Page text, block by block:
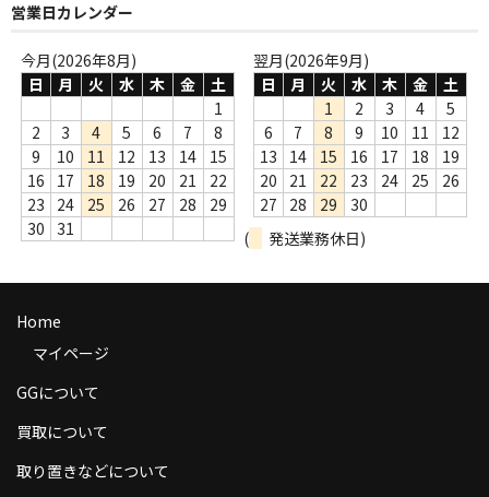
Webのみ no.1
Webのみ no.2
Webのみ no.3
Webのみ no.4
売り切れ
Help
送料
商品の発送
返品
コンディション
営業日カレンダー
今月(2026年8月)
日
月 火 水 木 金
土
1
2
3 4 5 6 7
8
9
10 11 12 13 14
15
16
17 18 19 20 21
22
23
24 25 26 27 28
29
30
31
翌月(2026年9月)
日
月 火 水 木 金
土
1
2 3 4
5
6
7 8 9 10 11
12
13
14 15 16 17 18
19
20
21 22 23 24 25
26
27
28 29
30
(
発送業務休日)
Home
マイページ
GGについて
買取について
取り置きなどについて